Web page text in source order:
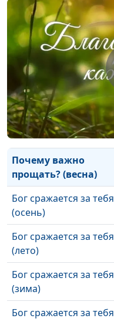
Духовный рост
человека (весна)
Почему важно
прощать? (осень)
Почему важно
прощать? (лето)
Почему важно
прощать? (зима)
Почему важно
прощать? (весна)
Бог сражается за тебя
(осень)
Бог сражается за тебя
(лето)
Бог сражается за тебя
(зима)
Бог сражается за тебя